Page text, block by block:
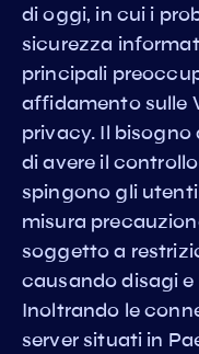
di oggi, in cui i
sicurezza
principali
affidamento sulle
privacy. Il bisogno
di avere il
spingono gli
misura
soggetto a
causando disagi
Inoltrando le
server situati in